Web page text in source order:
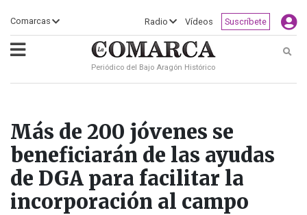
Comarcas Radio Vídeos Suscríbete
Periódico del Bajo Aragón Histórico
Más de 200 jóvenes se
beneficiarán de las ayudas
de DGA para facilitar la
incorporación al campo